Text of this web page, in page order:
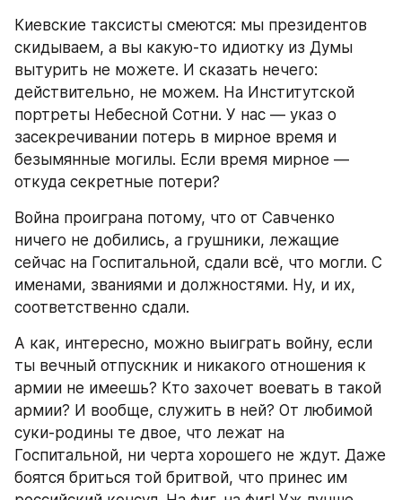
Киевские таксисты смеются: мы президентов
скидываем, а вы какую-то идиотку из Думы
вытурить не можете. И сказать нечего:
действительно, не можем. На Институтской
портреты Небесной Сотни. У нас — указ о
засекречивании потерь в мирное время и
безымянные могилы. Если время мирное —
откуда секретные потери?
Война проиграна потому, что от Савченко
ничего не добились, а грушники, лежащие
сейчас на Госпитальной, сдали всё, что могли. С
именами, званиями и должностями. Ну, и их,
соответственно сдали.
А как, интересно, можно выиграть войну, если
ты вечный отпускник и никакого отношения к
армии не имеешь? Кто захочет воевать в такой
армии? И вообще, служить в ней? От любимой
суки-родины те двое, что лежат на
Госпитальной, ни черта хорошего не ждут. Даже
боятся бриться той бритвой, что принес им